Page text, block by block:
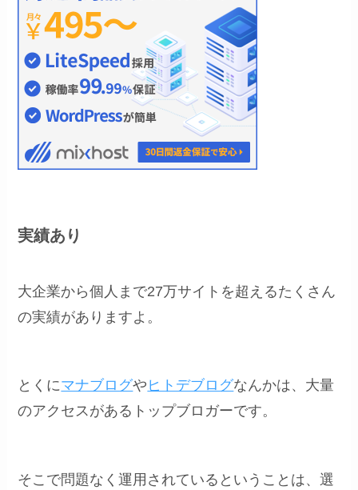
実績あり
大企業から個人まで27万サイトを超えるたくさん
の実績がありますよ。
とくにマナブログや ヒトデブログなんかは、大量
のアクセスがあるトップブロガーです。
そこで問題なく運用されているということは、選